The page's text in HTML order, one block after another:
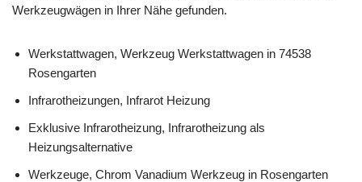
Werkzeugwägen in Ihrer Nähe gefunden.
Werkstattwagen, Werkzeug Werkstattwagen in 74538
Rosengarten
Infrarotheizungen, Infrarot Heizung
Exklusive Infrarotheizung, Infrarotheizung als
Heizungsalternative
Werkzeuge, Chrom Vanadium Werkzeug in Rosengarten